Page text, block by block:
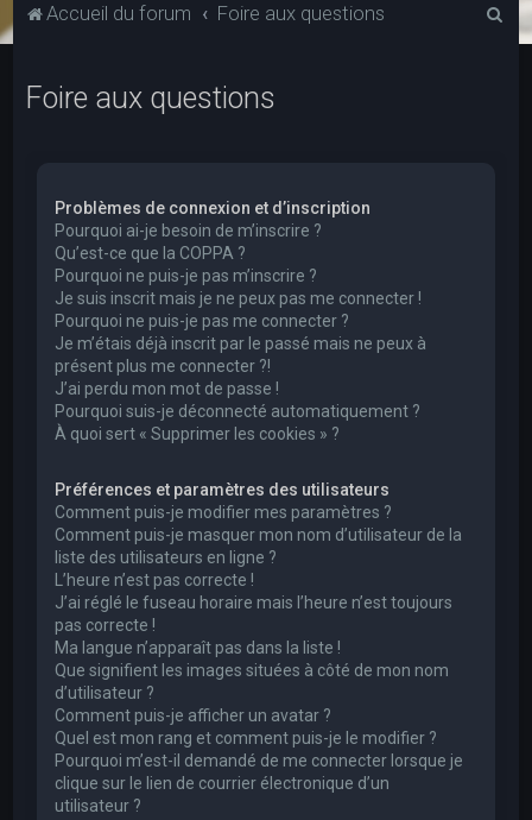
Accueil du forum Foire aux questions
Foire aux questions
Problèmes de connexion et d’inscription
Pourquoi ai-je besoin de m’inscrire ?
Qu’est-ce que la COPPA ?
Pourquoi ne puis-je pas m’inscrire ?
Je suis inscrit mais je ne peux pas me connecter !
Pourquoi ne puis-je pas me connecter ?
Je m’étais déjà inscrit par le passé mais ne peux à
présent plus me connecter ?!
J’ai perdu mon mot de passe !
Pourquoi suis-je déconnecté automatiquement ?
À quoi sert « Supprimer les cookies » ?
Préférences et paramètres des utilisateurs
Comment puis-je modifier mes paramètres ?
Comment puis-je masquer mon nom d’utilisateur de la
liste des utilisateurs en ligne ?
L’heure n’est pas correcte !
J’ai réglé le fuseau horaire mais l’heure n’est toujours
pas correcte !
Ma langue n’apparaît pas dans la liste !
Que signifient les images situées à côté de mon nom
d’utilisateur ?
Comment puis-je afficher un avatar ?
Quel est mon rang et comment puis-je le modifier ?
Pourquoi m’est-il demandé de me connecter lorsque je
clique sur le lien de courrier électronique d’un
utilisateur ?